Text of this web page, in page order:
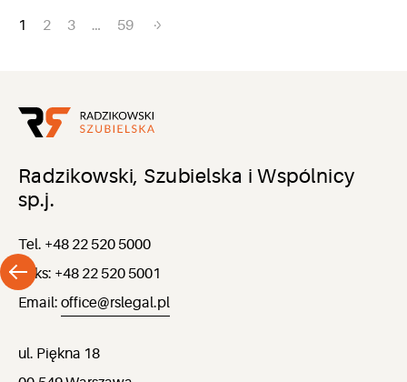
Nawigacja
1 2 3 … 59
Radzikowski, Szubielska i Wspólnicy
sp.j.
Tel. +48 22 520 5000
Faks: +48 22 520 5001
Email: office@rslegal.pl
ul. Piękna 18